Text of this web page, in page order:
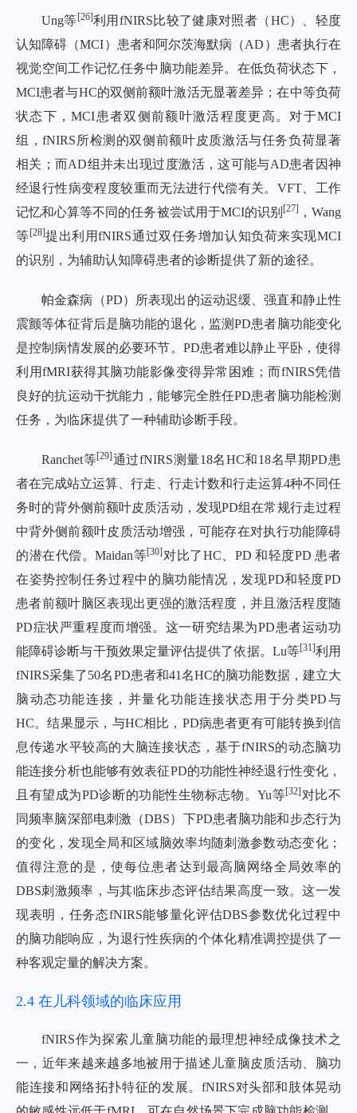
Ung等[26]利用fNIRS比较了健康对照者（HC）、轻度
认知障碍（MCI）患者和阿尔茨海默病（AD）患者执行在
视觉空间工作记忆任务中脑功能差异。在低负荷状态下，
MCI患者与HC的双侧前额叶激活无显著差异；在中等负荷
状态下，MCI患者双侧前额叶激活程度更高。对于MCI
组，fNIRS所检测的双侧前额叶皮质激活与任务负荷显著
相关；而AD组并未出现过度激活，这可能与AD患者因神
经退行性病变程度较重而无法进行代偿有关。VFT、工作
记忆和心算等不同的任务被尝试用于MCI的识别 [27] ，Wang
等[28]提出利用fNIRS通过双任务增加认知负荷来实现MCI
的识别，为辅助认知障碍患者的诊断提供了新的途径。
帕金森病（PD）所表现出的运动迟缓、强直和静止性
震颤等体征背后是脑功能的退化，监测PD患者脑功能变化
是控制病情发展的必要环节。PD患者难以静止平卧，使得
利用fMRI获得其脑功能影像变得异常困难；而fNIRS凭借
良好的抗运动干扰能力，能够完全胜任PD患者脑功能检测
任务，为临床提供了一种辅助诊断手段。
Ranchet等[29]通过fNIRS测量18名HC和18名早期PD患
者在完成站立运算、行走、行走计数和行走运算4种不同任
务时的背外侧前额叶皮质活动，发现PD组在常规行走过程
中背外侧前额叶皮质活动增强，可能存在对执行功能障碍
的潜在代偿。Maidan等[30] 对比了HC、PD 和轻度PD 患者
在姿势控制任务过程中的脑功能情况，发现PD和轻度PD
患者前额叶脑区表现出更强的激活程度，并且激活程度随
PD症状严重程度而增强。这一研究结果为PD患者运动功
能障碍诊断与干预效果定量评估提供了依据。Lu等[31]利用
fNIRS采集了50名PD患者和41名HC的脑功能数据，建立大
脑动态功能连接，并量化功能连接状态用于分类PD与
HC。结果显示，与HC相比，PD病患者更有可能转换到信
息传递水平较高的大脑连接状态，基于fNIRS的动态脑功
能连接分析也能够有效表征PD的功能性神经退行性变化，
且有望成为PD诊断的功能性生物标志物。Yu等[32] 对比不
同频率脑深部电刺激（DBS）下PD患者脑功能和步态行为
的变化，发现全局和区域脑效率均随刺激参数动态变化；
值得注意的是，使每位患者达到最高脑网络全局效率的
DBS刺激频率，与其临床步态评估结果高度一致。这一发
现表明，任务态fNIRS能够量化评估DBS参数优化过程中
的脑功能响应，为退行性疾病的个体化精准调控提供了一
种客观定量的解决方案。
2.4 在儿科领域的临床应用
fNIRS作为探索儿童脑功能的最理想神经成像技术之
一，近年来越来越多地被用于描述儿童脑皮质活动、脑功
能连接和网络拓扑特征的发展。fNIRS对头部和肢体晃动